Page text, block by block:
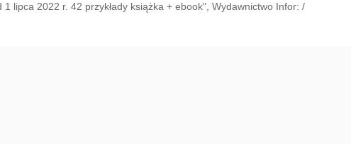
lipca 2022 r. 42 przykłady książka + ebook", Wydawnictwo Infor: /